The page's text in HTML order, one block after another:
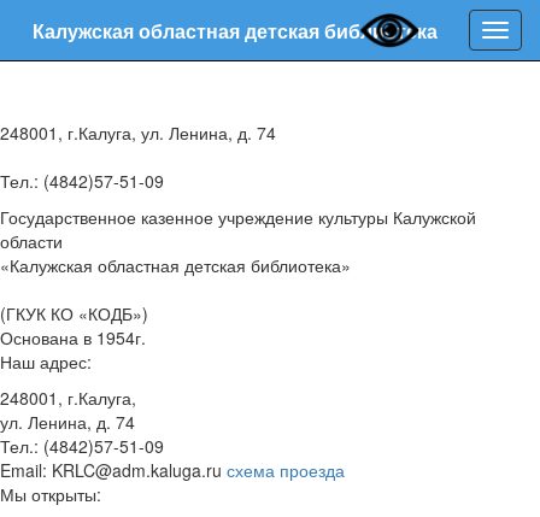
Калужская областная детская библиотека
248001, г.Калуга, ул. Ленина, д. 74
Тел.: (4842)57-51-09
Государственное казенное учреждение культуры Калужской
области
«Калужская областная детская библиотека»
(ГКУК КО «КОДБ»)
Основана в 1954г.
Наш адрес:
248001, г.Калуга,
ул. Ленина, д. 74
Тел.: (4842)57-51-09
Email: KRLC@adm.kaluga.ru схема проезда
Мы открыты: